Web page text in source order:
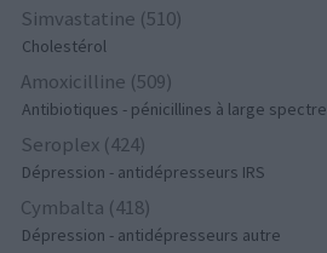
Simvastatine (510)
Cholestérol
Amoxicilline (509)
Antibiotiques - pénicillines à large spectre
Seroplex (424)
Dépression - antidépresseurs IRS
Cymbalta (418)
Dépression - antidépresseurs autre